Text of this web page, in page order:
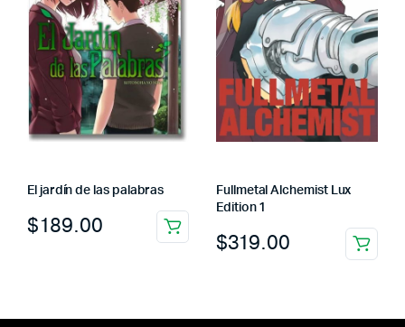
El jardín de las palabras
$189.00
Fullmetal Alchemist Lux
Edition 1
$319.00